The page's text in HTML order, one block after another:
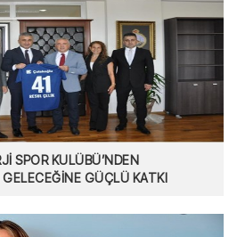
SPOR KULÜBÜ’NDEN
GÜÇLÜ KATKI